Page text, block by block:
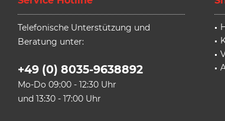
Telefonische Unterstützung und
Beratung unter:
+49 (0) 8035-9638892
Mo-Do 09:00 - 12:30 Uhr
und 13:30 - 17:00 Uhr